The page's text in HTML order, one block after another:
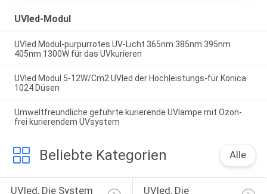
UVled-Modul
UVled Modul-purpurrotes UV-Licht 365nm 385nm 395nm
405nm 1300W für das UVkurieren
UVled Modul 5-12W/Cm2 UVled der Hochleistungs-für Konica
1024 Düsen
Umweltfreundliche geführte kurierende UVlampe mit Ozon-
frei kurierendem UVsystem
Beliebte Kategorien Alle
UVled, Die System
UVled, Die